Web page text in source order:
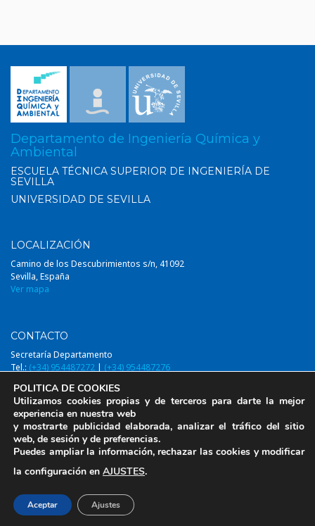
Departamento de Ingeniería Química y
Ambiental
ESCUELA TÉCNICA SUPERIOR DE INGENIERÍA DE
SEVILLA
UNIVERSIDAD DE SEVILLA
LOCALIZACIÓN
Camino de los Descubrimientos s/n, 41092
Sevilla, España
Ver mapa
CONTACTO
Secretaría Departamento
Tel.: (+34) 954487272 | (+34) 954487276
© 2014-2026, DIQAUS (Departamento Ingeniería Química y Ambiental,
Universidad de Sevilla)
Aviso Legal
POLITICA DE COOKIES
Utilizamos cookies propias y de terceros para darte la mejor
experiencia en nuestra web
y mostrarte publicidad elaborada, analizar el tráfico del sitio
web, de sesión y de preferencias.
Puedes ampliar la información, rechazar las cookies y modificar
la configuración en AJUSTES.
Aceptar Ajustes